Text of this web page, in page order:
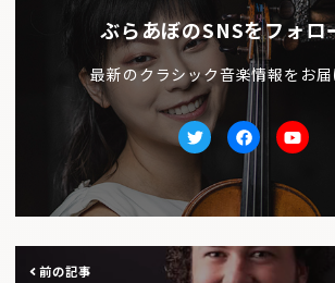
ぶらあぼのSNSをフォロ
最新のクラシック音楽情報をお
Twitterfacebook
前の記事